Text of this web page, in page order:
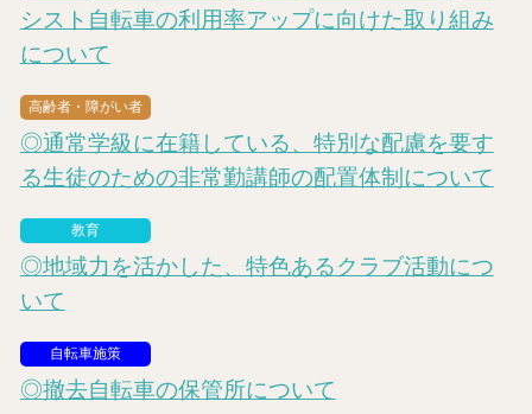
シスト自転車の利用率アップに向けた取り組み
について
高齢者・障がい者
◎通常学級に在籍している、特別な配慮を要す
る生徒のための非常勤講師の配置体制について
教育
◎地域力を活かした、特色あるクラブ活動につ
いて
自転車施策
◎撤去自転車の保管所について